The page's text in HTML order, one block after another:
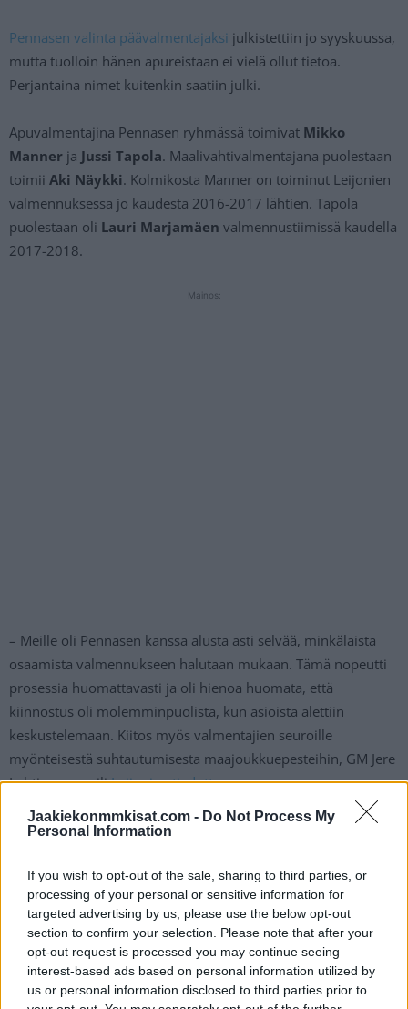
Jaakiekonmmkisat.com - Do Not Process My
Personal Information
If you wish to opt-out of the sale, sharing to third parties, or
processing of your personal or sensitive information for
targeted advertising by us, please use the below opt-out
section to confirm your selection. Please note that after your
opt-out request is processed you may continue seeing
interest-based ads based on personal information utilized by
us or personal information disclosed to third parties prior to
Pennasen valinta päävalmentajaksi julkistettiin jo syyskuussa,
mutta tuolloin hänen apureistaan ei vielä ollut tietoa.
Perjantaina nimet kuitenkin saatiin julki.
Apuvalmentajina Pennasen ryhmässä toimivat Mikko
Manner ja Jussi Tapola. Maalivahtivalmentajana puolestaan
toimii Aki Näykki. Kolmikosta Manner on toiminut Leijonien
valmennuksessa jo kaudesta 2016-2017 lähtien. Tapola
puolestaan oli Lauri Marjamäen valmennustiimissä kaudella
2017-2018.
Mainos:
– Meille oli Pennasen kanssa alusta asti selvää, minkälaista
osaamista valmennukseen halutaan mukaan. Tämä nopeutti
prosessia huomattavasti ja oli hienoa huomata, että
kiinnostus oli molemminpuolista, kun asioista alettiin
keskustelemaan. Kiitos myös valmentajien seuroille
myönteisestä suhtautumisesta maajoukkuepesteihin, GM Jere
Lehtinen sanailiLeijonien tiedotteessa.
Videovalmentajina Pennasen valmennustiimissä toimivat
Leijonat jatkaa vielä kuluvan kaudenJukka Jalosen
johtamalla tiimillä, johon kuuluvat päävalmentajan lisäksi
Mikko Manner, Ari-PekkaSelin,Kari Lehtonen, sekä
videovalmentajatJanne HietaniemijaJukka Varmanen.